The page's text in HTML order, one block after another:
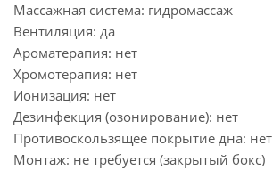
Массажная система: гидромассаж
Вентиляция: да
Ароматерапия: нет
Хромотерапия: нет
Ионизация: нет
Дезинфекция (озонирование): нет
Противоскользящее покрытие дна: нет
Монтаж: не требуется (закрытый бокс)